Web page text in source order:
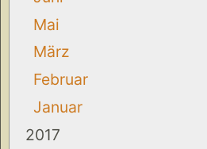
Mai
März
Februar
Januar
2017